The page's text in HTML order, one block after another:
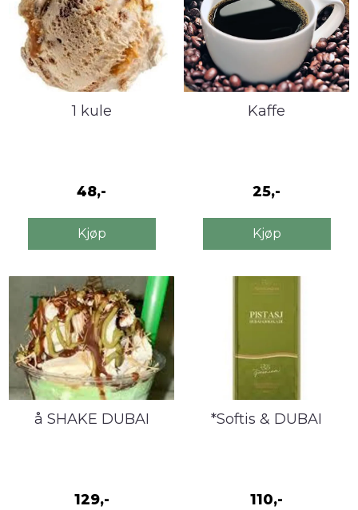
1 kule
48,-
Kjøp
Kaffe
25,-
Kjøp
å SHAKE DUBAI
129,-
*Softis & DUBAI
110,-